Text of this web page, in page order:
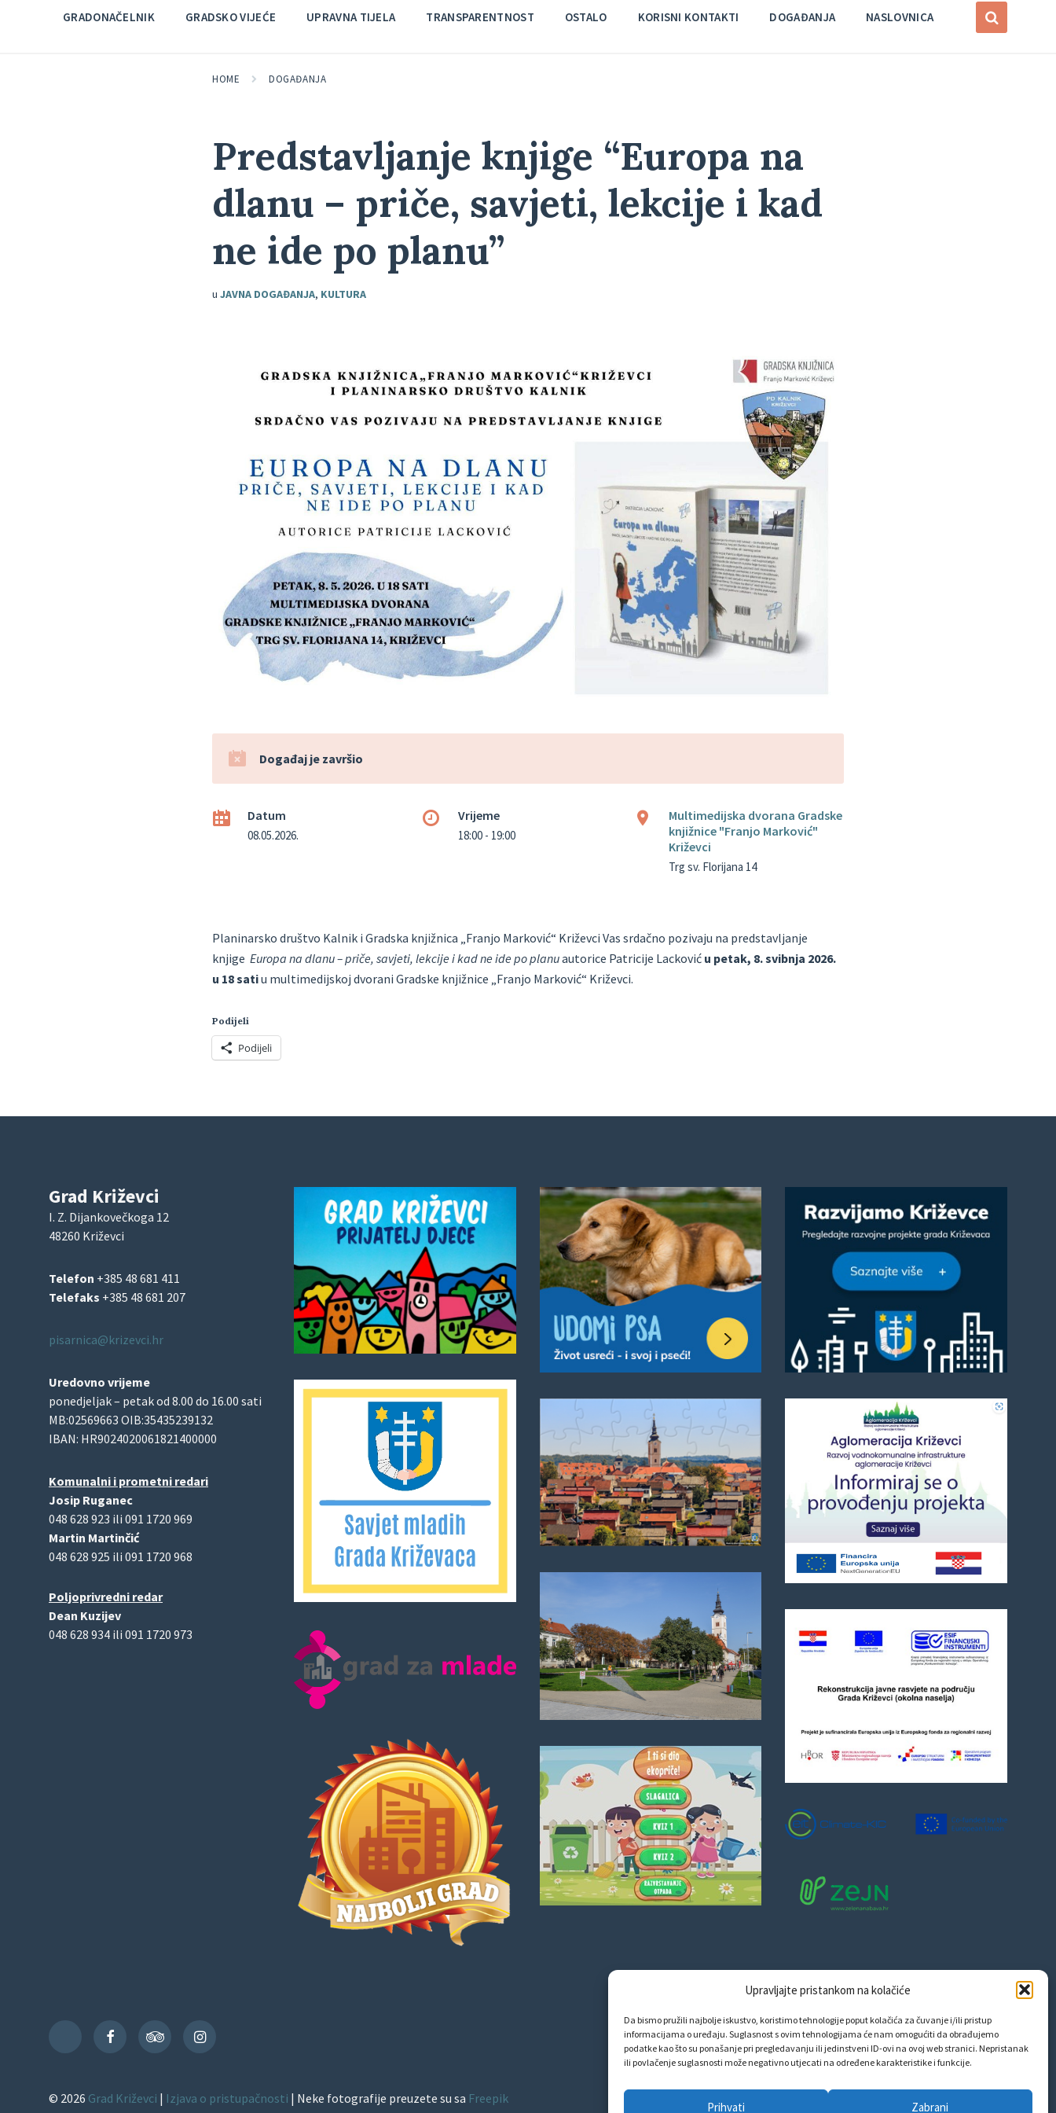
Upravljajte pristankom na kolačiće
Da bismo pružili najbolje iskustvo, koristimo tehnologije poput kolačića za čuvanje i/ili pristup
informacijama o uređaju. Suglasnost s ovim tehnologijama će nam omogućiti da obrađujemo
podatke kao što su ponašanje pri pregledavanju ili jedinstveni ID-ovi na ovoj web stranici. Nepristanak
ili povlačenje suglasnosti može negativno utjecati na određene karakteristike i funkcije.
Prihvati Zabrani
GRADONAČELNIK GRADSKO VIJEĆE UPRAVNA TIJELA TRANSPARENTNOST OSTALO KORISNI KONTAKTI DOGAĐANJA NASLOVNICA
HOME DOGAĐANJA
Predstavljanje knjige “Europa na
dlanu – priče, savjeti, lekcije i kad
ne ide po planu”
uJAVNA DOGAĐANJA, KULTURA
Događaj je završio
Datum
08.05.2026.
Vrijeme
18:00 - 19:00
Multimedijska dvorana Gradske
knjižnice "Franjo Marković"
Križevci
Trg sv. Florijana 14
Planinarsko društvo Kalnik i Gradska knjižnica „Franjo Marković“ Križevci Vas srdačno pozivaju na predstavljanje
knjigeEuropa na dlanu – priče, savjeti, lekcije i kad ne ide po planuautorice Patricije Lacković u petak, 8. svibnja 2026.
u 18 satiu multimedijskoj dvorani Gradske knjižnice „Franjo Marković“ Križevci.
Podijeli
Podijeli
Grad Križevci
I. Z. Dijankovečkoga 12
48260 Križevci
Telefon +385 48 681 411
Telefaks +385 48 681 207
pisarnica@krizevci.hr
Uredovno vrijeme
ponedjeljak – petak od 8.00 do 16.00 sati
MB:02569663 OIB:35435239132
IBAN: HR9024020061821400000
Komunalni i prometni redari
Josip Ruganec
048 628 923 ili 091 1720 969
Martin Martinčić
048 628 925 ili 091 1720 968
Poljoprivredni redar
Dean Kuzijev
048 628 934 ili 091 1720 973
TikTok
FacebookTripAdvisorInstagram
© 2026 Grad Križevci | Izjava o pristupačnosti | Neke fotografije preuzete su sa Freepik